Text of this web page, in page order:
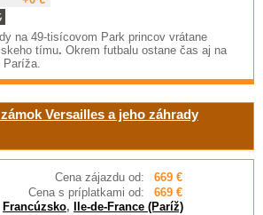
na 49-tisícovom Park princov vrátane
tímu. Okrem futbalu ostane čas aj na
Paríža.
Versailles a jeho záhrady
Cena zájazdu od:
669 €
Cena s príplatkami od:
669 €
Francúzsko,
Ile-de-France (Paríž)